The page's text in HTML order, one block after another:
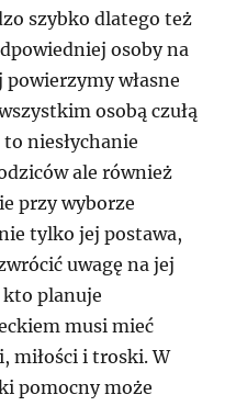
szybko dlatego też
osoby na
własne
osobą czułą
to niesłychanie
ale również
przy wyborze
tylko jej postawa,
uwagę na jej
kto planuje
musi mieć
miłości i troski. W
pomocny może